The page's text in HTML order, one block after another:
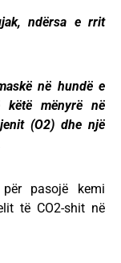
ndërsa e rrit
në hundë e
mënyrë në
(O2) dhe një
pasojë kemi
të CO2-shit në